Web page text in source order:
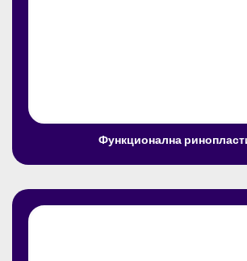
Функционална